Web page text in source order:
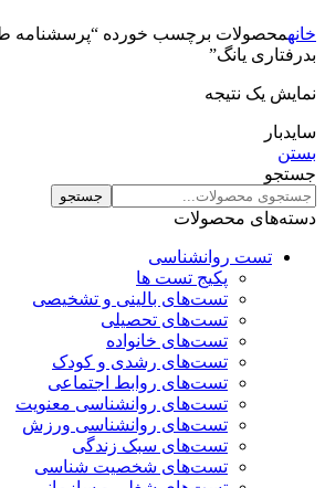
خانهمحصولات برچسب خورده “پرسشنامه
بدرفتاری یانگ”
نمایش یک نتیجه
سایدبار
بستن
جستجو
جستجو
دسته‌های محصولات
تست روانشناسی
پکیج تست ها
تست‌های بالینی و تشخیصی
تست‌های تحصیلی
تست‌های خانواده
تست‌های رشدی و کودک
تست‌های روابط اجتماعی
تست‌های روانشناسی معنویت
تست‌های روانشناسی ورزش
تست‌های سبک زندگی
تست‌های شخصیت شناسی